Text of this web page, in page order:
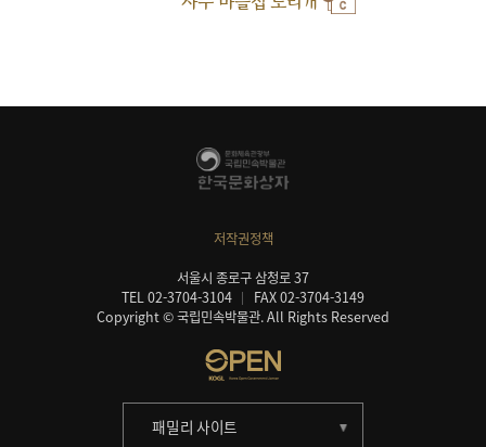
저작권정책
서울시 종로구 삼청로 37
TEL 02-3704-3104
FAX 02-3704-3149
Copyright © 국립민속박물관. All Rights Reserved
패밀리 사이트